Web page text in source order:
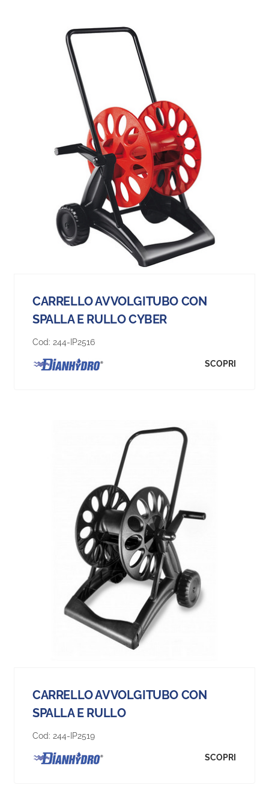
CARRELLO AVVOLGITUBO CON
SPALLA E RULLO CYBER
Cod: 244-IP2516
SCOPRI
CARRELLO AVVOLGITUBO CON
SPALLA E RULLO
Cod: 244-IP2519
SCOPRI